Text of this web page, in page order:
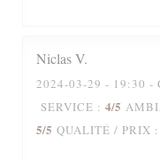
NiclasV
2024-03-29 - 19:30 -
SERVICE : 4/5
5/5 QUALITÉ / PRIX :